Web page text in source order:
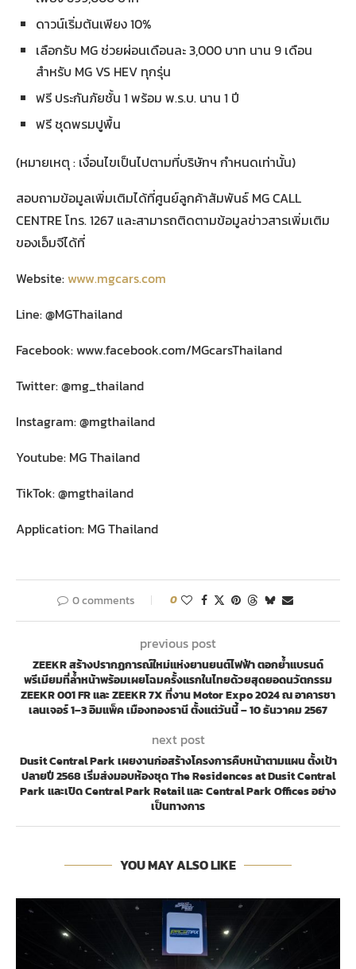
ดาวน์เริ่มต้นเพียง 10%
เลือกรับ MG ช่วยผ่อนเดือนละ 3,000 บาท นาน 9 เดือน
สำหรับ MG VS HEV ทุกรุ่น
ฟรี ประกันภัยชั้น 1 พร้อม พ.ร.บ. นาน 1 ปี
ฟรี ชุดพรมปูพื้น
(หมายเหตุ : เงื่อนไขเป็นไปตามที่บริษัทฯ กำหนดเท่านั้น)
สอบถามข้อมูลเพิ่มเติมได้ที่ศูนย์ลูกค้าสัมพันธ์ MG CALL
CENTRE โทร. 1267 และสามารถติดตามข้อมูลข่าวสารเพิ่มเติม
ของเอ็มจีได้ที่
Website:www.mgcars.com
Line: @MGThailand
Facebook: www.facebook.com/MGcarsThailand
Twitter: @mg_thailand
Instagram: @mgthailand
Youtube: MG Thailand
TikTok: @mgthailand
Application: MG Thailand
0 comments 0
previous post
ZEEKR สร้างปรากฏการณ์ใหม่แห่งยานยนต์ไฟฟ้า ตอกย้ำแบรนด์
พรีเมียมที่ล้ำหน้าพร้อมเผยโฉมครั้งแรกในไทยด้วยสุดยอดนวัตกรรม
ZEEKR 001 FR และ ZEEKR 7X ที่งาน Motor Expo 2024 ณ อาคารชา
เลนเจอร์ 1–3 อิมแพ็ค เมืองทองธานี ตั้งแต่วันนี้ – 10 ธันวาคม 2567
next post
Dusit Central Park เผยงานก่อสร้างโครงการคืบหน้าตามแผน ตั้งเป้า
ปลายปี 2568 เริ่มส่งมอบห้องชุด The Residences at Dusit Central
Park และเปิด Central Park Retail และ Central Park Offices อย่าง
เป็นทางการ
YOU MAY ALSO LIKE